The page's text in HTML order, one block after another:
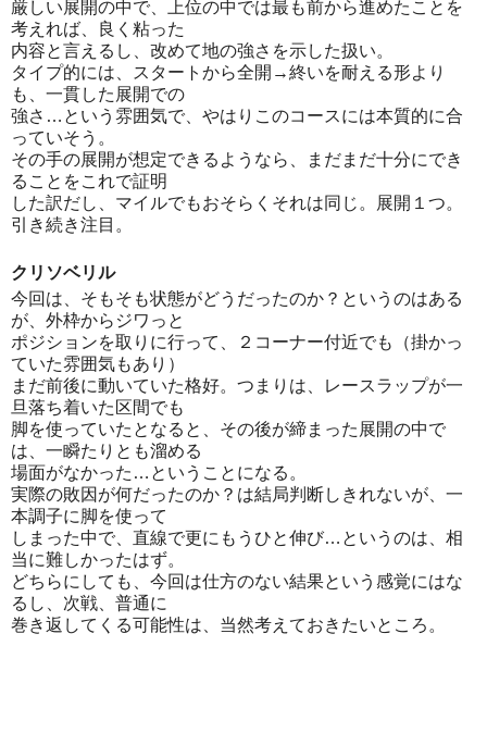
厳しい展開の中で、上位の中では最も前から進めたことを
考えれば、良く粘った
内容と言えるし、改めて地の強さを示した扱い。
タイプ的には、スタートから全開→終いを耐える形より
も、一貫した展開での
強さ…という雰囲気で、やはりこのコースには本質的に合
っていそう。
その手の展開が想定できるようなら、まだまだ十分にでき
ることをこれで証明
した訳だし、マイルでもおそらくそれは同じ。展開１つ。
引き続き注目。
クリソベリル
今回は、そもそも状態がどうだったのか？というのはある
が、外枠からジワっと
ポジションを取りに行って、２コーナー付近でも（掛かっ
ていた雰囲気もあり）
まだ前後に動いていた格好。つまりは、レースラップが一
旦落ち着いた区間でも
脚を使っていたとなると、その後が締まった展開の中で
は、一瞬たりとも溜める
場面がなかった…ということになる。
実際の敗因が何だったのか？は結局判断しきれないが、一
本調子に脚を使って
しまった中で、直線で更にもうひと伸び…というのは、相
当に難しかったはず。
どちらにしても、今回は仕方のない結果という感覚にはな
るし、次戦、普通に
巻き返してくる可能性は、当然考えておきたいところ。